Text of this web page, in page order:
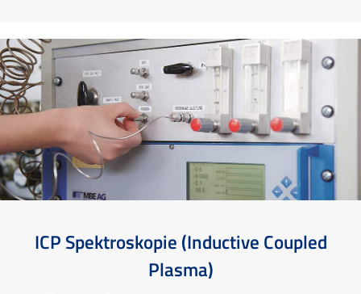
ICP Spektroskopie (Inductive Coupled
Plasma)